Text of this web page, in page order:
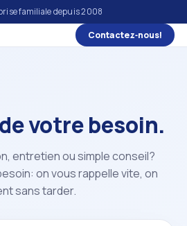
familiale depuis 2008
Contactez‑nous!
votre besoin.
entretien ou simple conseil?
on vous rappelle vite, on
sans tarder.